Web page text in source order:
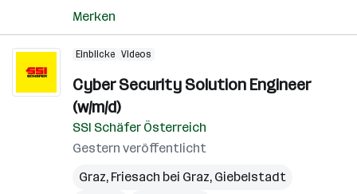
Merken
Einblicke Videos
Cyber Security Solution Engineer
(w/m/d)
SSI Schäfer Österreich
Gestern veröffentlicht
Graz, Friesach bei Graz, Giebelstadt